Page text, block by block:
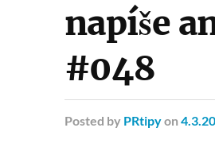
napíše
#048
Posted by PRtipyon